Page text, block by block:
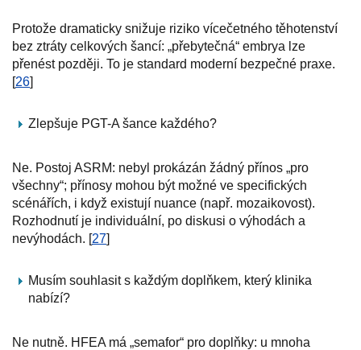
Protože dramaticky snižuje riziko vícečetného těhotenství
bez ztráty celkových šancí: „přebytečná“ embrya lze
přenést později. To je standard moderní bezpečné praxe.
[26]
Zlepšuje PGT-A šance každého?
Ne. Postoj ASRM: nebyl prokázán žádný přínos „pro
všechny“; přínosy mohou být možné ve specifických
scénářích, i když existují nuance (např. mozaikovost).
Rozhodnutí je individuální, po diskusi o výhodách a
nevýhodách. [27]
Musím souhlasit s každým doplňkem, který klinika
nabízí?
Ne nutně. HFEA má „semafor“ pro doplňky: u mnoha